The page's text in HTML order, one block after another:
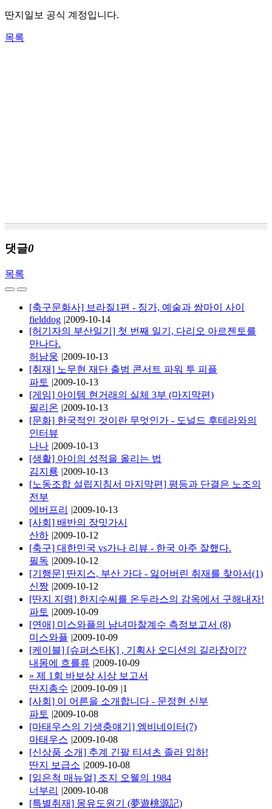
딴지일보 공식 계정입니다.
목록
댓글0
목록
[축구문화사] 브라질1편 - 징가, 예술과 쌈마이 사이
fielddog |2009-10-14
[허기자의 부산일기] 첫 번째 일기, 다리오 아르젠토를
만나다.
허남웅 |2009-10-13
[취재] 노무현 재단 출범 콘서트 파워 투 피플
파토 |2009-10-13
[게임] 아이템 현거래의 실체 3부 (마지막편)
필리온 |2009-10-13
[문화] 한국적인 것이란 무엇인가 - 도널드 후테라와의
인터뷰
나나 |2009-10-13
[생활] 아이의 성적을 올리는 법
김지룡 |2009-10-13
[노동조합 설립지침서 마지막편] 평등과 단결은 노조의
전부
에버프리
|2009-10-13
[사회] 배반의 장밋가시
산하 |2009-10-12
[축구] 대한민국 vs가나 리뷰 - 한국 아주 잘했다.
필독 |2009-10-12
[기행문] 딴지스, 부산 가다 - 잃어버린 취재를 찾아서(1)
신짱 |2009-10-12
[딴지 지령] 한지수씨를 온두라스의 감옥에서 구해내자!
파토 |2009-10-09
[연애] 미스와플의 남녀마찰계수 측정보고서 (8)
미스와플 |2009-10-09
[케이블] [슈퍼스타K] , 기획사 오디션의 길라잡이??
내몸에 흐를류 |2009-10-09
» 제 1회 바보상 시상 보고서
딴지총수 |2009-10-09 |1
[사회] 이 어른을 소개합니다 - 문정현 신부
파토 |2009-10-08
[마태우스의 기생충얘기] 엠비네이터(7)
마태우스 |2009-10-08
[신상품 소개] 추계 긴팔 티셔츠 졸라 입하!
딴지 보급소 |2009-10-08
[읽은척 매뉴얼] 조지 오웰의 1984
너부리
|2009-10-08
[특별취재] 몽유도원기 (夢遊桃源記)